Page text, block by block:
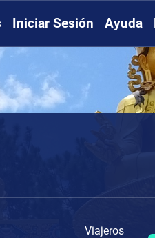
Iniciar Sesión Ayuda
Viajeros